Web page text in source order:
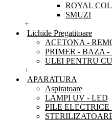
ROYAL
SMUZI
+
Lichide Pregatitoare
ACETONA -
PRIMER - BAZA -
ULEI PENTRU
+
APARATURA
Aspiratoare
LAMPI UV - LED
PILE